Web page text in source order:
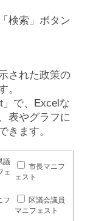
検索」ボタン
された政策の
。
で、Excelな
表やグラフに
きます。
議
ェ
市長マニフ
ェスト
フ
区議会議員
マニフェスト